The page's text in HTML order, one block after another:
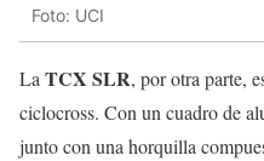
Foto: UCI
La TCX SLR, por otra parte,
ciclocross. Con un cuadro de
junto con una horquilla